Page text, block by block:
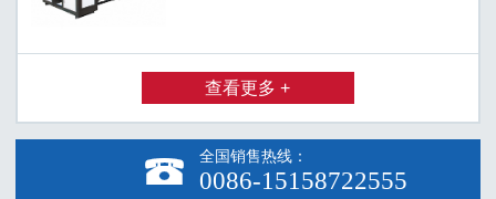
查看更多 +
 全国销售热线：
0086-15158722555